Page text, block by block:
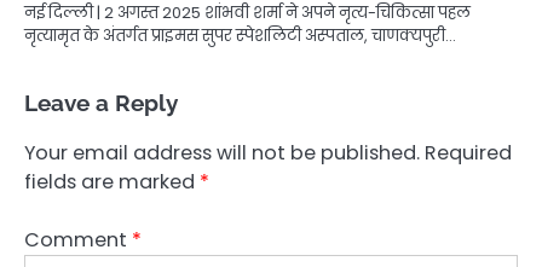
नई दिल्ली | 2 अगस्त 2025 शांभवी शर्मा ने अपने नृत्य-चिकित्सा पहल
नृत्यामृत के अंतर्गत प्राइमस सुपर स्पेशलिटी अस्पताल, चाणक्यपुरी…
Leave a Reply
Your email address will not be published. Required
fields are marked *
Comment *